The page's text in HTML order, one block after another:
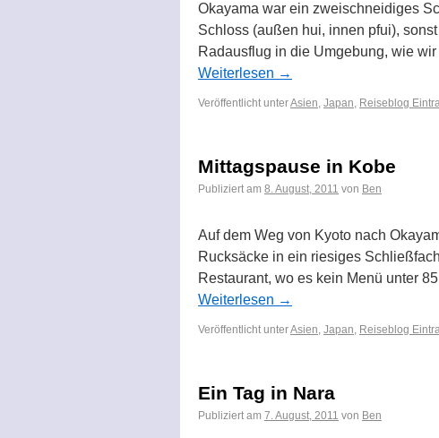
Okayama war ein zweischneidiges
Schloss (außen hui, innen pfui),
Radausflug in die Umgebung, wie
Weiterlesen →
Veröffentlicht unterAsien, Japan, Reiseblog
Mittagspause in Kobe
Publiziert am 8. August, 2011 von Ben
Auf dem Weg von Kyoto nach
Rucksäcke in ein riesiges
Restaurant, wo es kein Menü unter
Weiterlesen →
Veröffentlicht unterAsien, Japan, Reiseblog
Ein Tag in Nara
Publiziert am 7. August, 2011 von Ben